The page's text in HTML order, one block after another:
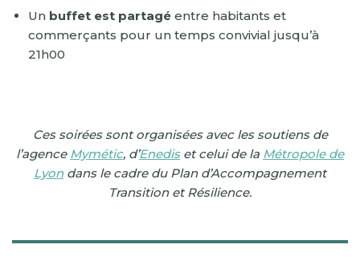
Un buffet est partagé entre habitants et
commerçants pour un temps convivial jusqu’à
21h00
Ces soirées sont organisées avec les soutiens de
l’agence Mymétic, d’Enediset celui de la Métropole de
Lyondans le cadre du Plan d’Accompagnement
Transition et Résilience.